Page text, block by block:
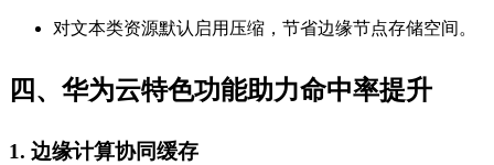
对文本类资源默认启用压缩，节省边缘节点存储空间。
四、华为云特色功能助力命中率提升
1. 边缘计算协同缓存